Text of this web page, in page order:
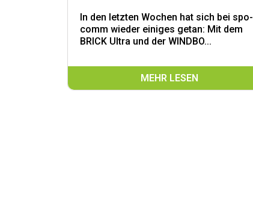
In den letzten Wochen hat sich bei spo-
comm wieder einiges getan: Mit dem
BRICK Ultra und der WINDBO...
MEHR LESEN